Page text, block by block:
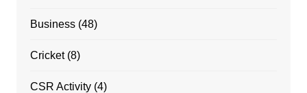
Business(48)
Cricket(8)
CSR Activity(4)